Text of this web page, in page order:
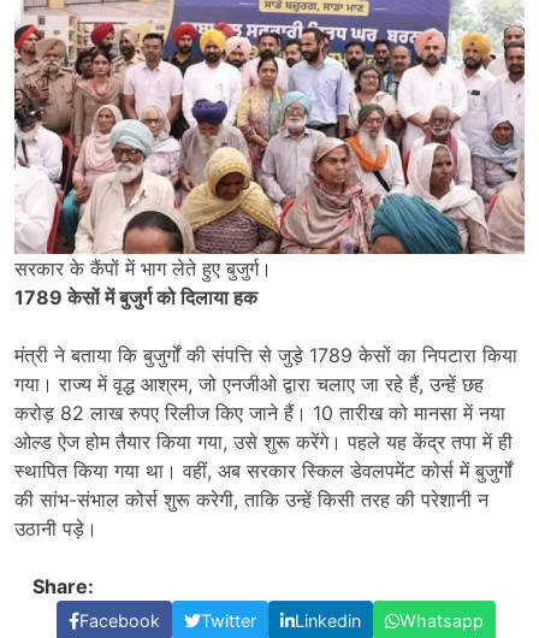
सरकार के कैंपों में भाग लेते हुए बुजुर्ग।
1789 केसों में बुजुर्ग को दिलाया हक
मंत्री ने बताया कि बुजुर्गों की संपत्ति से जुड़े 1789 केसों का निपटारा किया
गया। राज्य में वृद्ध आश्रम, जो एनजीओ द्वारा चलाए जा रहे हैं, उन्हें छह
करोड़ 82 लाख रुपए रिलीज किए जाने हैं। 10 तारीख को मानसा में नया
ओल्ड ऐज होम तैयार किया गया, उसे शुरू करेंगे। पहले यह केंद्र तपा में ही
स्थापित किया गया था। वहीं, अब सरकार स्किल डेवलपमेंट कोर्स में बुजुर्गों
की सांभ-संभाल कोर्स शुरू करेगी, ताकि उन्हें किसी तरह की परेशानी न
उठानी पड़े।
Share:
Facebook Twitter Linkedin Whatsapp